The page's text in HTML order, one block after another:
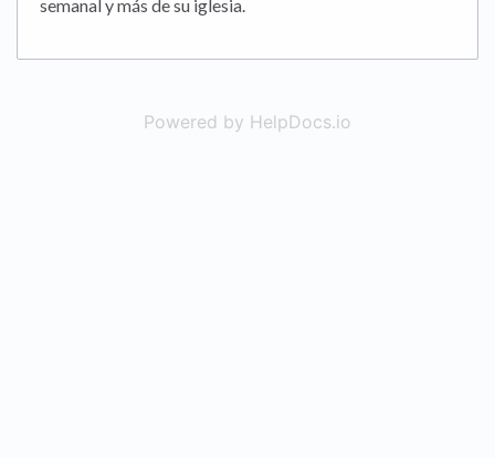
semanal y más de su iglesia.
Powered by HelpDocs.io